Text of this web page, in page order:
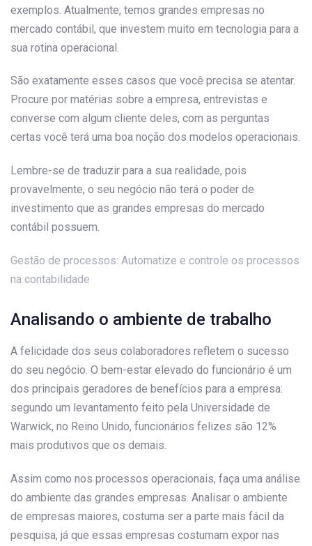
exemplos. Atualmente, temos grandes empresas no
mercado contábil, que investem muito em tecnologia para a
sua rotina operacional.
São exatamente esses casos que você precisa se atentar.
Procure por matérias sobre a empresa, entrevistas e
converse com algum cliente deles, com as perguntas
certas você terá uma boa noção dos modelos operacionais.
Lembre-se de traduzir para a sua realidade, pois
provavelmente, o seu negócio não terá o poder de
investimento que as grandes empresas do mercado
contábil possuem.
Gestão de processos: Automatize e controle os processos
na contabilidade
Analisando o ambiente de trabalho
A felicidade dos seus colaboradores refletem o sucesso
do seu negócio. O bem-estar elevado do funcionário é um
dos principais geradores de benefícios para a empresa:
segundo um levantamento feito pela Universidade de
Warwick, no Reino Unido, funcionários felizes são 12%
mais produtivos que os demais.
Assim como nos processos operacionais, faça uma análise
do ambiente das grandes empresas. Analisar o ambiente
de empresas maiores, costuma ser a parte mais fácil da
pesquisa, já que essas empresas costumam expor nas